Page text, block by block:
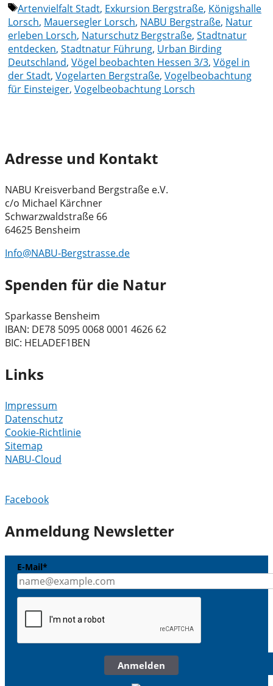
Schlagwörter
Artenvielfalt Stadt, Exkursion Bergstraße, Königshalle
Lorsch, Mauersegler Lorsch, NABU Bergstraße, Natur
erleben Lorsch, Naturschutz Bergstraße, Stadtnatur
entdecken, Stadtnatur Führung, Urban Birding
Deutschland, Vögel beobachten Hessen 3/3, Vögel in
der Stadt, Vogelarten Bergstraße, Vogelbeobachtung
für Einsteiger, Vogelbeobachtung Lorsch
Adresse und Kontakt
NABU Kreisverband Bergstraße e.V.
c/o Michael Kärchner
Schwarzwaldstraße 66
64625 Bensheim
Info@NABU-Bergstrasse.de
Spenden für die Natur
Sparkasse Bensheim
IBAN: DE78 5095 0068 0001 4626 62
BIC: HELADEF1BEN
Links
Impressum
Datenschutz
Cookie-Richtlinie
Sitemap
NABU-Cloud
Facebook
Anmeldung Newsletter
E-Mail*
Anmelden